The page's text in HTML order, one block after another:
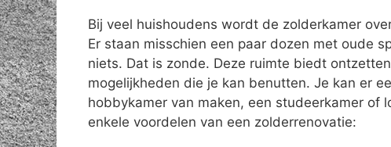
Bij veel huishoudens wordt de zolderkamer
Er staan misschien een paar dozen met oude
niets. Dat is zonde. Deze ruimte biedt
mogelijkheden die je kan benutten. Je kan er
hobbykamer van maken, een studeerkamer of
enkele voordelen van een zolderrenovatie: